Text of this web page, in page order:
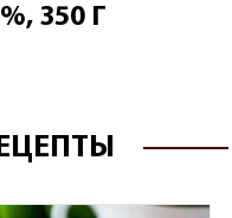
350 Г